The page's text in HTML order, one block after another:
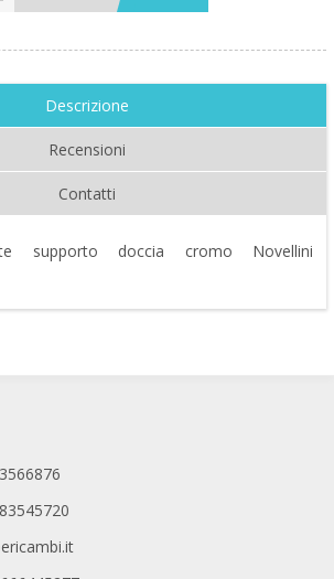
Descrizione
Recensioni
Contatti
supporto doccia cromo Novellini